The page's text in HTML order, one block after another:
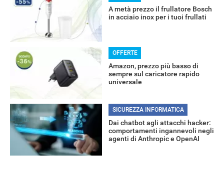
A metà prezzo il frullatore Bosch
in acciaio inox per i tuoi frullati
OFFERTE
Amazon, prezzo più basso di
sempre sul caricatore rapido
universale
SICUREZZA INFORMATICA
Dai chatbot agli attacchi hacker:
comportamenti ingannevoli negli
agenti di Anthropic e OpenAI